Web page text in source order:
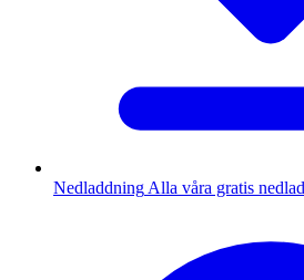
Nedladdning Alla våra gratis